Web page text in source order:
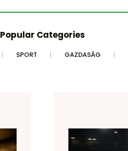
Popular Categories
SPORT GAZDASÁG